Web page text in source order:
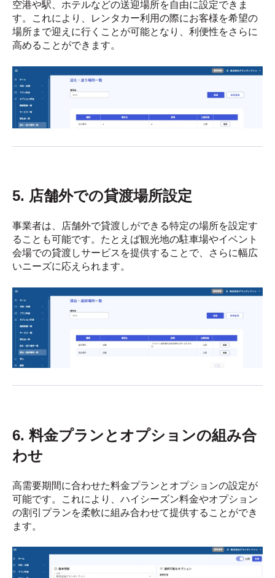
空港や駅、ホテルなどの送迎場所を自由に設定できま
す。これにより、レンタカー利用の際にお客様を希望の
場所まで迎えに行くことが可能となり、利便性をさらに
高めることができます。
5. 店舗外での貸渡場所設定
事業者は、店舗外で貸渡しができる特定の場所を設定す
ることも可能です。たとえば観光地の駐車場やイベント
会場での貸渡しサービスを提供することで、さらに幅広
いニーズに応えられます。
6. 料金プランとオプションの組み合
わせ
高需要期間に合わせた料金プランとオプションの設定が
可能です。これにより、ハイシーズン料金やオプション
の割引プランを柔軟に組み合わせて提供することができ
ます。